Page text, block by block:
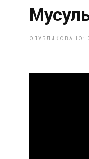
ОПУБЛИКОВАНО: